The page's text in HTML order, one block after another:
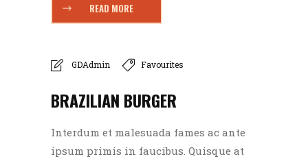
READ MORE
GDAdmin Favourites
BRAZILIAN BURGER
Interdum et malesuada fames ac ante
ipsum primis in faucibus. Quisque at